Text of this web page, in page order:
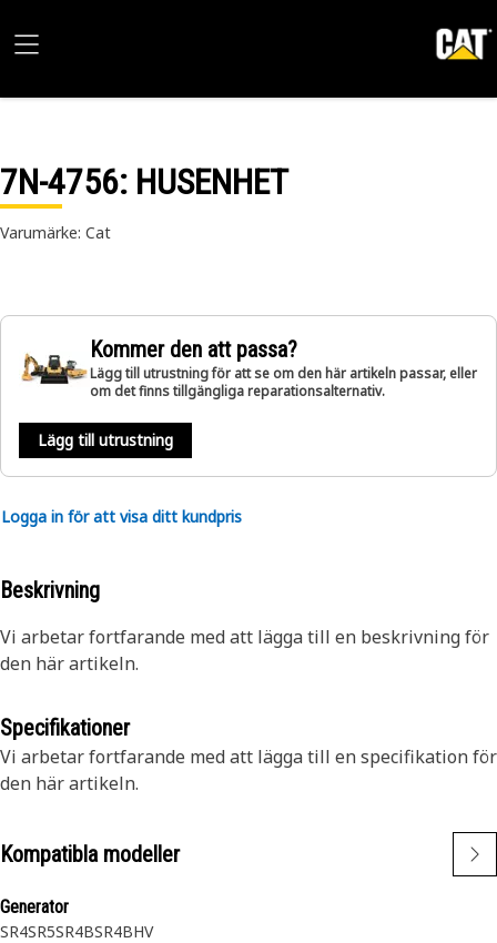
7N-4756: HUSENHET
Varumärke: Cat
Kommer den att passa?
Lägg till utrustning för att se om den här artikeln passar, eller
om det finns tillgängliga reparationsalternativ.
Lägg till utrustning
Logga in för att visa ditt kundpris
Beskrivning
Vi arbetar fortfarande med att lägga till en beskrivning för
den här artikeln.
Specifikationer
Vi arbetar fortfarande med att lägga till en specifikation för
den här artikeln.
Kompatibla modeller
Generator
SR4SR5SR4BSR4BHV